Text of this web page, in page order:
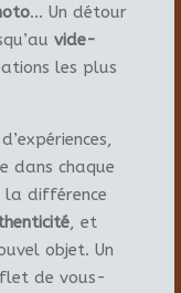
… Un détour
vide-
les plus
dans chaque
la différence
, et
objet. Un
de vous-